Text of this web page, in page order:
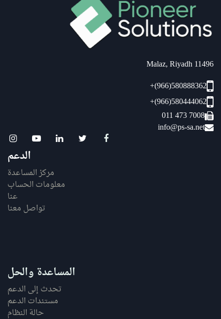
11496 Malaz, Riyadh
+(966)580888362
+(966)580444062
011 473 7008
info@ps-sa.net
الدعم
مركز المساعدة
معلومات الحساب
عنا
تواصل معنا
المساعدة والحل
تحدث إلى الدعم
مستندات الدعم
حالة النظام